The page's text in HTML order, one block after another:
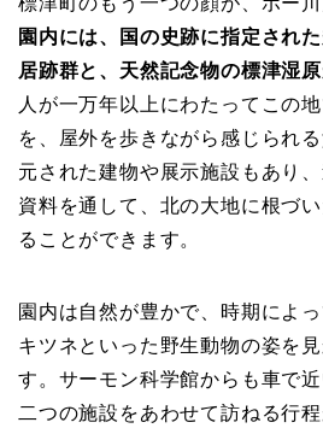
園内には、国の史跡に指定され
居跡群と、天然記念物の標津湿
人が一万年以上にわたってこの
を、屋外を歩きながら感じられ
元された建物や展示施設もあり
資料を通して、北の大地に根づ
ることができます。
園内は自然が豊かで、時期によ
キツネといった野生動物の姿を
す。サーモン科学館からも車で近
二つの施設をあわせて訪ねる行